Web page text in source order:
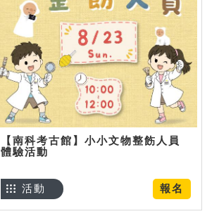
【南科考古館】小小文物整飭人員
體驗活動
報名
活動